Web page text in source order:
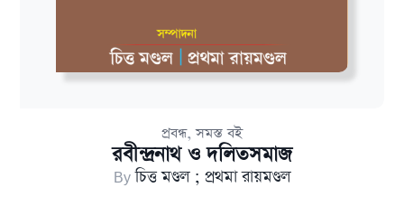
প্রবন্ধ,সমস্ত বই
রবীন্দ্রনাথ ও দলিতসমাজ
Byচিত্ত মণ্ডল ; প্রথমা রায়মণ্ডল